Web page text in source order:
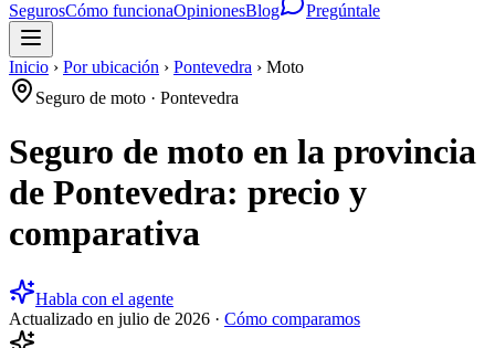
SegurosCómo funcionaOpinionesBlog Pregúntale
Inicio › Por ubicación › Pontevedra › Moto
Seguro de moto · Pontevedra
Seguro de moto en la provincia
de Pontevedra: precio y
comparativa
Habla con el agente
Actualizado en julio de 2026 · Cómo comparamos